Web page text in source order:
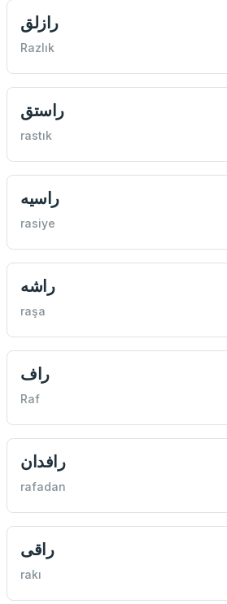
رازلق
Razlık
راستق
rastık
راسيه
rasiye
راشه
raşa
راف
Raf
رافدان
rafadan
راقی
rakı